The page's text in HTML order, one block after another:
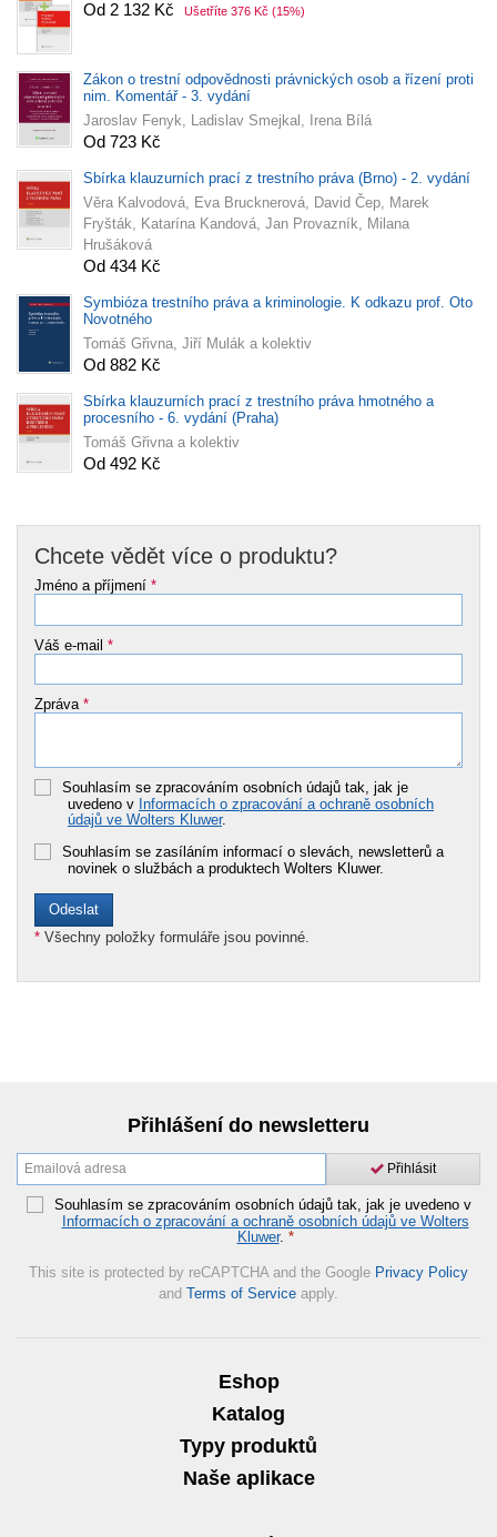
Od 2 132 Kč Ušetříte 376 Kč (15%)
Zákon o trestní odpovědnosti právnických osob a řízení proti
nim. Komentář - 3. vydání
Jaroslav Fenyk, Ladislav Smejkal, Irena Bílá
Od 723 Kč
Sbírka klauzurních prací z trestního práva (Brno) - 2. vydání
Věra Kalvodová, Eva Brucknerová, David Čep, Marek
Fryšták, Katarína Kandová, Jan Provazník, Milana
Hrušáková
Od 434 Kč
Symbióza trestního práva a kriminologie. K odkazu prof. Oto
Novotného
Tomáš Gřivna, Jiří Mulák a kolektiv
Od 882 Kč
Sbírka klauzurních prací z trestního práva hmotného a
procesního - 6. vydání (Praha)
Tomáš Gřivna a kolektiv
Od 492 Kč
Chcete vědět více o produktu?
Jméno a příjmení *
Váš e-mail *
Zpráva *
Souhlasím se zpracováním osobních údajů tak, jak je
uvedeno v Informacích o zpracování a ochraně osobních
údajů ve Wolters Kluwer.
Souhlasím se zasíláním informací o slevách, newsletterů a
novinek o službách a produktech Wolters Kluwer.
* Všechny položky formuláře jsou povinné.
Přihlášení do newsletteru
Přihlásit
Souhlasím se zpracováním osobních údajů tak, jak je uvedeno v
Informacích o zpracování a ochraně osobních údajů ve Wolters
Kluwer. *
This site is protected by reCAPTCHA and the Google Privacy Policy
and Terms of Service apply.
Eshop
Katalog
Typy produktů
Naše aplikace